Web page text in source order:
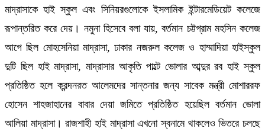
মাদ্রাসাকে হাই স্কুল এবং সিনিয়রগুলোকে ইসলামিক ইন্টারমেডিয়েট কলেজে
রূপান্তরিত করে দেয়। নমুনা হিসেবে বলা যায়, বর্তমান চট্টগ্রাম মহসিন কলেজ
আগে ছিল মোহসেনিয়া মাদ্রাসা, ঢাকার নজরুল কলেজ ও হাম্মাদিয়া হাইস্কুল
দুটি ছিল হাই মাদ্রাসা, মাদ্রাসার আকৃতি পাল্টে ভোলার আব্দুর রব হাই স্কুল
প্রতিষ্ঠিত হলে ক্রন্দনরত আলেমদের সান্তনার জন্য সাবেক মন্ত্রী মোশাররফ
হোসেন শাহজাহানের বাবার দেয়া জমিতে প্রতিষ্ঠিত হয়েছিল বর্তমান ভোলা
আলিয়া মাদ্রাসা। রাজশাহী হাই মাদ্রাসা এখনো স্বনামে থাকলেও ভিতরে চলছে